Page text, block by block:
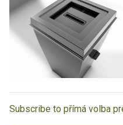
Subscribe to přímá volba